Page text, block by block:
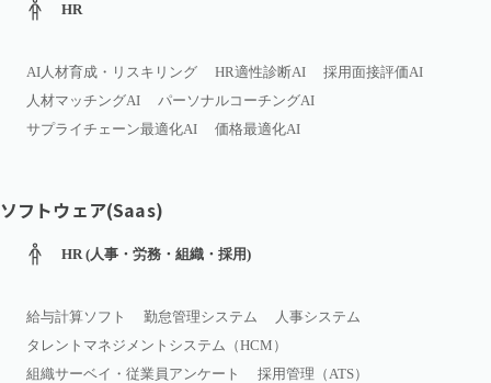
HR
AI人材育成・リスキリング HR適性診断AI
採用面接評価AI
人材マッチングAI
パーソナルコーチングAI
サプライチェーン最適化AI
価格最適化AI
ソフトウェア(Saas)
HR (人事・労務・組織・採用)
給与計算ソフト 勤怠管理システム
人事システム
タレントマネジメントシステム（HCM）
組織サーベイ・従業員アンケート
採用管理（ATS）